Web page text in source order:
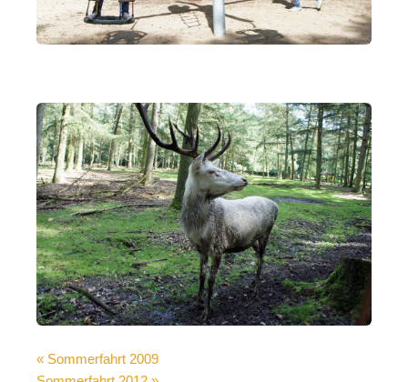
« Sommerfahrt 2009